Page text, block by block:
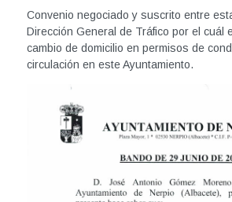
Convenio negociado y suscrito entre
Dirección General de Tráfico por el cuál
cambio de domicilio en permisos de
circulación en este Ayuntamiento.